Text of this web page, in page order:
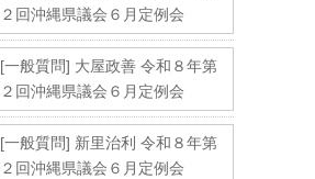
２回沖縄県議会６月定例会
[一般質問] 大屋政善 令和８年第
２回沖縄県議会６月定例会
[一般質問] 新里治利 令和８年第
２回沖縄県議会６月定例会